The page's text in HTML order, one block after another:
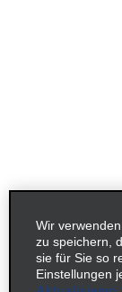
Wir
zu speichern,
sie für Sie so
Einstellungen